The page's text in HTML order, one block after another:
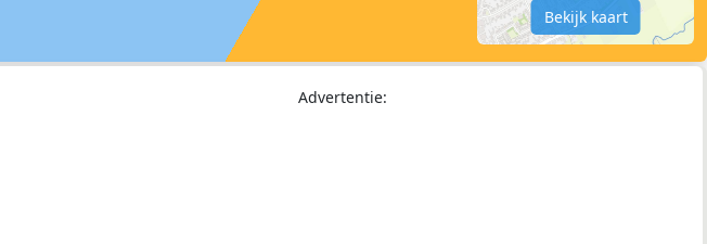
Bekijk kaart
Advertentie: